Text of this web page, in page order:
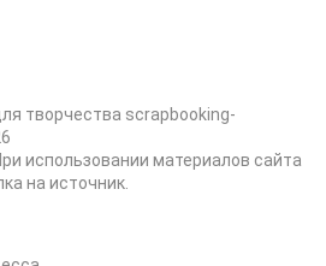
творчества scrapbooking-
использовании материалов сайта
на источник.